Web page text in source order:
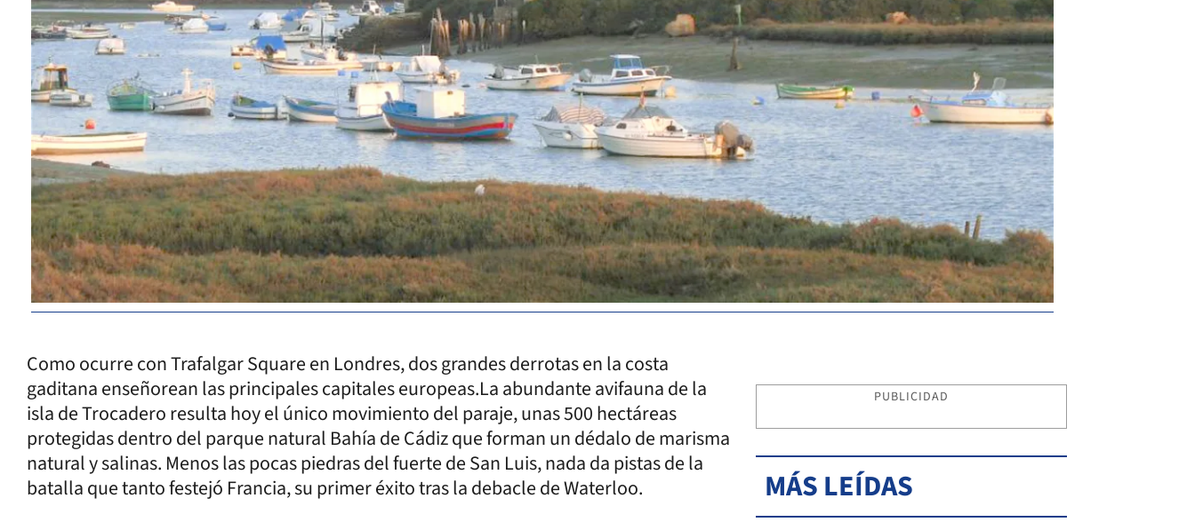
Como ocurre con Trafalgar Square en Londres, dos grandes derrotas en la costa
gaditana enseñorean las principales capitales europeas.La abundante avifauna de la
isla de Trocadero resulta hoy el único movimiento del paraje, unas 500 hectáreas
protegidas dentro del parque natural Bahía de Cádiz que forman un dédalo de marisma
natural y salinas. Menos las pocas piedras del fuerte de San Luis, nada da pistas de la
batalla que tanto festejó Francia, su primer éxito tras la debacle de Waterloo.
PUBLICIDAD
MÁS LEÍDAS